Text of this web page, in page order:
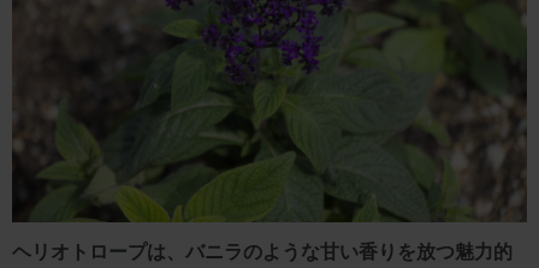
ヘリオトロープは、バニラのような甘い香りを放つ魅力的